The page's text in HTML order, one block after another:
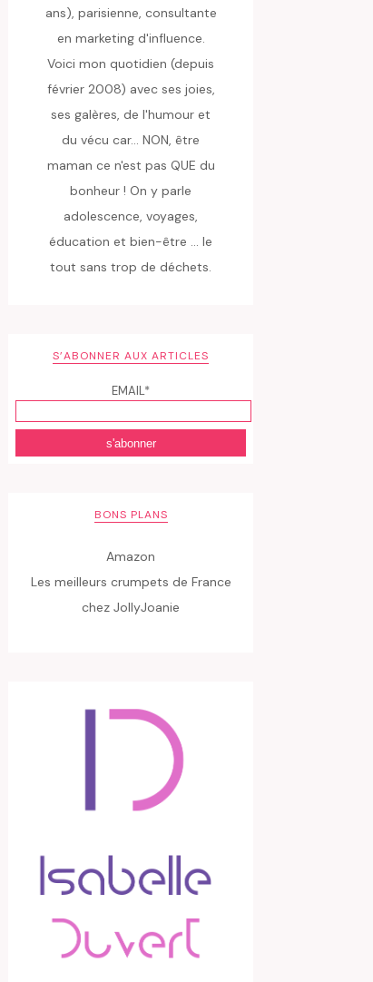
ans), parisienne, consultante
en marketing d'influence.
Voici mon quotidien (depuis
février 2008) avec ses joies,
ses galères, de l'humour et
du vécu car... NON, être
maman ce n'est pas QUE du
bonheur ! On y parle
adolescence, voyages,
éducation et bien-être ... le
tout sans trop de déchets.
S’ABONNER AUX ARTICLES
EMAIL*
BONS PLANS
Amazon
Les meilleurs crumpets de France
chez JollyJoanie